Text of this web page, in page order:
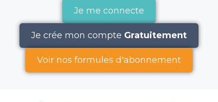
Je me connecte
Je crée mon compte Gratuitement
Voir nos formules d'abonnement